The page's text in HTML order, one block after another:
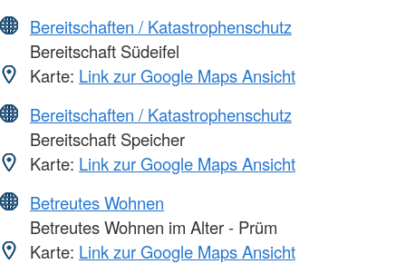
Bereitschaften / Katastrophenschutz
Bereitschaft Südeifel
Karte: Link zur Google Maps Ansicht
Bereitschaften / Katastrophenschutz
Bereitschaft Speicher
Karte: Link zur Google Maps Ansicht
Betreutes Wohnen
Betreutes Wohnen im Alter - Prüm
Karte: Link zur Google Maps Ansicht